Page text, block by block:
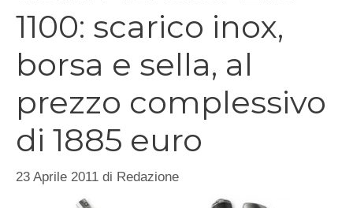
1100: scarico inox,
borsa e sella, al
prezzo complessivo
di 1885 euro
23 Aprile 2011 di Redazione